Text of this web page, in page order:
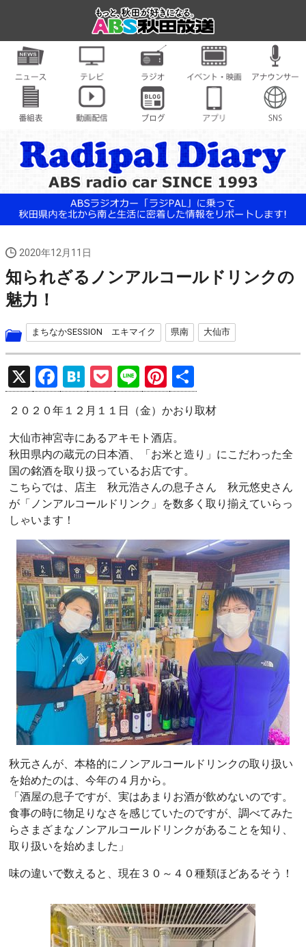
2020年12月11日
知られざるノンアルコールドリンクの
魅力！
まちなかSESSION エキマイク 県南 大仙市
X
F
a
ce
b
o
o
k
H
at
e
n
a
P
o
ck
et
Li
n
e
Pi
nt
er
es
t
有
２０２０年１２月１１日（金）かおり取材
大仙市神宮寺にあるアキモト酒店。
秋田県内の蔵元の日本酒、「お米と造り」にこだわった全
国の銘酒を取り扱っているお店です。
こちらでは、店主 秋元浩さんの息子さん 秋元悠史さん
が「ノンアルコールドリンク」を数多く取り揃えていらっ
しゃいます！
秋元さんが、本格的にノンアルコールドリンクの取り扱い
を始めたのは、今年の４月から。
「酒屋の息子ですが、実はあまりお酒が飲めないのです。
食事の時に物足りなさを感じていたのですが、調べてみた
らさまざまなノンアルコールドリンクがあることを知り、
取り扱いを始めました」
味の違いで数えると、現在３０～４０種類ほどあるそう！